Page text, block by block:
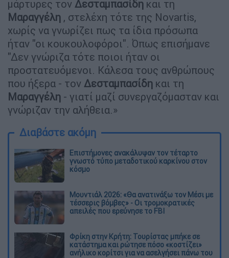
μάρτυρες τον Δεσταμπασίδη και τη
Μαραγγέλη , στελέχη τότε της Novartis,
χωρίς να γνωρίζει πως τα ίδια πρόσωπα
ήταν "οι κουκουλοφόροι". Όπως επισήμανε
"Δεν γνώριζα τότε ποιοι ήταν οι
προστατευόμενοι. Κάλεσα τους ανθρώπους
που ήξερα - τον Δεσταμπασίδη και τη
Μαραγγέλη - γιατί μαζί συνεργαζόμασταν και
γνώριζαν την αλήθεια.»
Διαβάστε ακόμη
Επιστήμονες ανακάλυψαν τον τέταρτο
γνωστό τύπο μεταδοτικού καρκίνου στον
κόσμο
Μουντιάλ 2026: «Θα ανατινάξω τον Μέσι με
τέσσερις βόμβες» - Οι τρομοκρατικές
απειλές που ερεύνησε το FBI
Φρίκη στην Κρήτη: Τουρίστας μπήκε σε
κατάστημα και ρώτησε πόσο «κοστίζει»
ανήλικο κορίτσι για να ασελγήσει πάνω του